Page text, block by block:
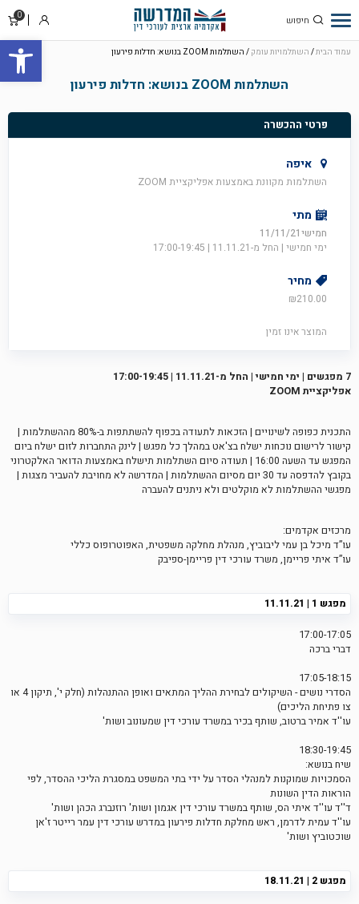
פתח
0
סל
התחבר
עמוד הבית/ השתלמויות עומק / השתלמות ZOOM בנושא: חדלות פירעון
השתלמות ZOOM בנושא: חדלות פירעון
פרטי ההכשרה
איפה
השתלמות מקוונת באמצעות אפליקציית ZOOM
מתי
חמישי11/11/21
ימי חמישי | החל מ-11.11.21 | 17:00-19:45
מחיר
₪210.00
המוצר אינו זמין
7 מפגשים | ימי חמישי | החל מ-11.11.21 | 17:00-19:45
אפליקציית ZOOM
התכנית כפופה לשינויים | הזכאות לתעודה בכפוף להשתתפות ב-80% מההשתלמות |
קישור לרישום נוכחות ישלח בצ'אט במהלך כל מפגש | לינק התחברות לזום ישלח ביום
המפגש עד השעה 16:00 | תעודה סיום השתלמות תישלח באמצעות הדואר האלקטרוני
בקובץ להדפסה עד 30 יום מסיום ההשתלמות | המדרשה לא מחויבת להעביר מצגות |
מפגשי ההשתלמות לא מוקלטים ולא ניתנים להעברה
מרכזים אקדמים:
עו”ד מיכל בן עמי ליבוביץ, מנהלת מחלקה משפטית, האפוטרופוס כללי
עו’’ד איתי פריימן, משרד עורכי דין פריימן-ספיבק
מפגש 1 | 11.11.21
17:00-17:05
דברי ברכה
17:05-18:15
הסדרי נושים - השיקולים לבחירת ההליך המתאים ואופן ההתנהלות (חלק י', תיקון 4 או
צו פתיחת הליכים)
עו''ד אמיר ברטוב, שותף בכיר במשרד עורכי דין שמעונוב ושות'
18:30-19:45
שיח בנושא:
הסמכויות שמוקנות למנהלי הסדר על ידי בתי המשפט במסגרת הליכי ההסדר, לפי
הוראות הדין השונות
ד''ד עו''ד איתי הס, שותף במשרד עורכי דין אגמון ושות' רוזנברג הכהן ושות'
עו''ד עמית לדרמן, ראש מחלקת חדלות פירעון במדרש עורכי דין עמר רייטר ז'אן
שוכטוביץ ושות'
מפגש 2 | 18.11.21